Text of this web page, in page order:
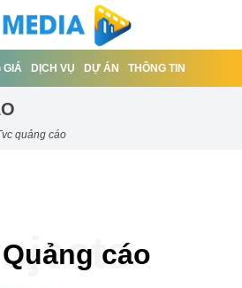
GIÁ DỊCH VỤ DỰ ÁN THÔNG TIN
tvc quảng cáo
cáo